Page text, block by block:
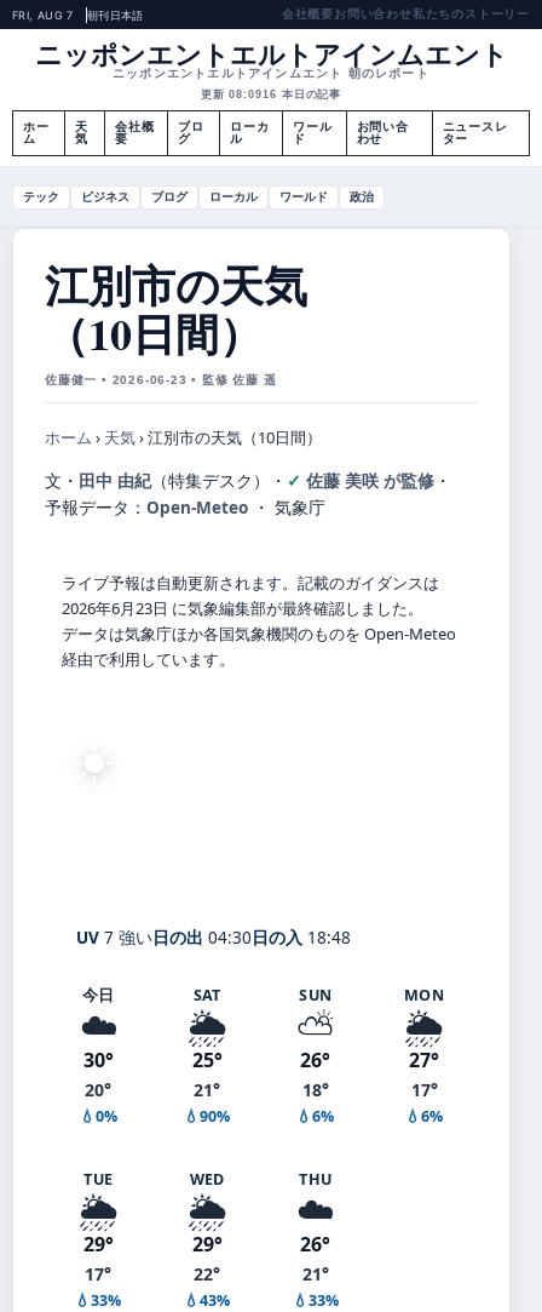
FRI, AUG 7 朝刊日本語 会社概要お問い合わせ私たちのストーリー
ニッポンエントエルトアインムエント
ニッポンエントエルトアインムエント 朝のレポート
更新 08:0916 本日の記事
ホー
ム
天
気
会社概
要
ブロ
グ
ローカ
ル
ワール
ド
お問い合
わせ
ニュースレ
ター
テック ビジネス ブログ ローカル ワールド 政治
江別市の天気
（10日間）
佐藤健一 • 2026-06-23 • 監修 佐藤 遥
ホーム › 天気›江別市の天気（10日間）
文・ 田中 由紀（特集デスク） ・ 佐藤 美咲 が監修 ・
予報データ： Open-Meteo ・ 気象庁
ライブ予報は自動更新されます。記載のガイダンスは
2026年6月23日 に気象編集部が最終確認しました。
データは気象庁ほか各国気象機関のものを Open-Meteo
経由で利用しています。
☀️
UV 7 強い日の出 04:30日の入 18:48
今日
☁️
30°
20°
💧0%
SAT
🌦️
25°
21°
💧90%
SUN
⛅
26°
18°
💧6%
MON
🌦️
27°
17°
💧6%
TUE
🌦️
29°
17°
💧33%
WED
🌦️
29°
22°
💧43%
THU
☁️
26°
21°
💧33%